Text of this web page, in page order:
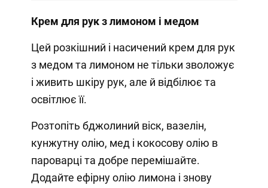
Крем для рук з лимоном і медом
Цей розкішний і насичений крем для рук
з медом та лимоном не тільки зволожує
і живить шкіру рук, але й відбілює та
освітлює її.
Розтопіть бджолиний віск, вазелін,
кунжутну олію, мед і кокосову олію в
пароварці та добре перемішайте.
Додайте ефірну олію лимона і знову